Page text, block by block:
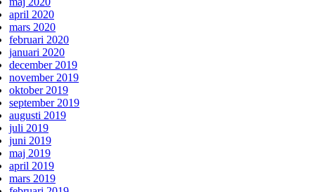
april 2020
mars 2020
februari 2020
januari 2020
december 2019
november 2019
oktober 2019
september 2019
augusti 2019
juli 2019
juni 2019
maj 2019
april 2019
mars 2019